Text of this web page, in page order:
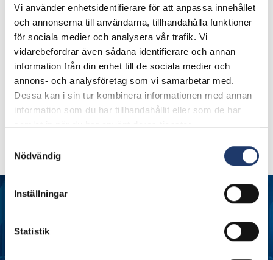
Vi använder enhetsidentifierare för att anpassa innehållet
och annonserna till användarna, tillhandahålla funktioner
för sociala medier och analysera vår trafik. Vi
vidarebefordrar även sådana identifierare och annan
information från din enhet till de sociala medier och
annons- och analysföretag som vi samarbetar med.
Dessa kan i sin tur kombinera informationen med annan
information som du har tillhandahållit eller som de har
Nödvändig
Inställningar
Statistik
födelsedagskombinationer!
Njut av en smakfull comboerbjudande i samband med
födelsedagen! Under BioRex Torneå jubileum får du 2 st S
Movie Combos för endast 10 € totalt! Detta
superförmånliga och utan tvekan sommarens godaste
erbjudande innehåller 2 x 1,5 l popcorn och 2 x 0,4 l
du det för endast 10 €!